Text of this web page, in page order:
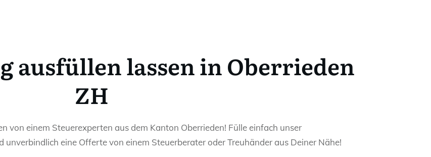
ausfüllen lassen in Oberrieden
ZH
von einem Steuerexperten aus dem Kanton Oberrieden! Fülle einfach unser
eine Offerte von einem Steuerberater oder Treuhänder aus Deiner Nähe!